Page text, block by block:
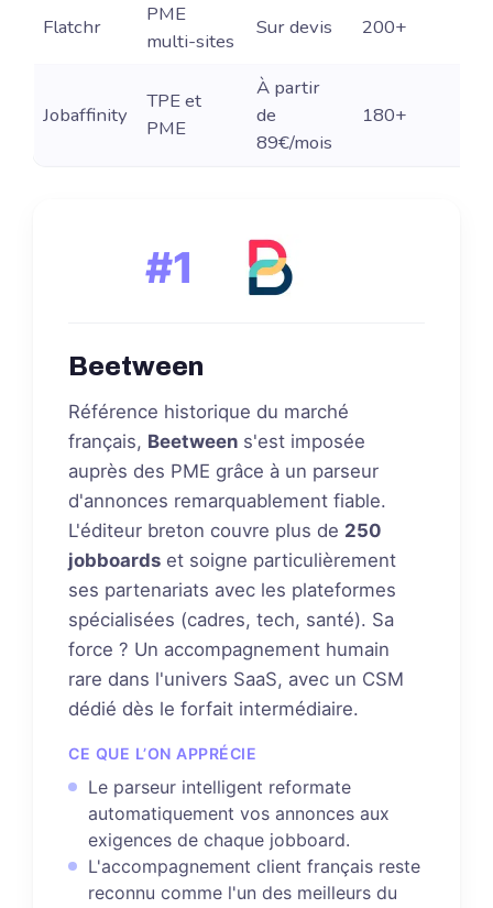
Flatchr
PME
multi-sites
Sur devis 200+
Jobaffinity
TPE et
PME
À partir
de
89€/mois
180+
#1
Beetween
Référence historique du marché
français, Beetween s'est imposée
auprès des PME grâce à un parseur
d'annonces remarquablement fiable.
L'éditeur breton couvre plus de 250
jobboards et soigne particulièrement
ses partenariats avec les plateformes
spécialisées (cadres, tech, santé). Sa
force ? Un accompagnement humain
rare dans l'univers SaaS, avec un CSM
dédié dès le forfait intermédiaire.
CE QUE L’ON APPRÉCIE
Le parseur intelligent reformate
automatiquement vos annonces aux
exigences de chaque jobboard.
L'accompagnement client français reste
reconnu comme l'un des meilleurs du